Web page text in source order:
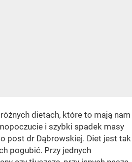
dietach, które to mają nam
i szybki spadek masy
post dr Dąbrowskiej. Diet jest tak
pogubić. Przy jednych